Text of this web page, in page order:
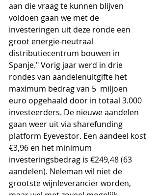
aan die vraag te kunnen blijven
voldoen gaan we met de
investeringen uit deze ronde een
groot energie-neutraal
distributiecentrum bouwen in
Spanje." Vorig jaar werd in drie
rondes van aandelenuitgifte het
maximum bedrag van 5  miljoen
euro opgehaald door in totaal 3.000
investeerders. De nieuwe aandelen
gaan weer uit via sharefunding
platform Eyevestor. Een aandeel kost
€3,96 en het minimum
investeringsbedrag is €249,48 (63
aandelen). Neleman wil niet de
grootste wijnleverancier worden,